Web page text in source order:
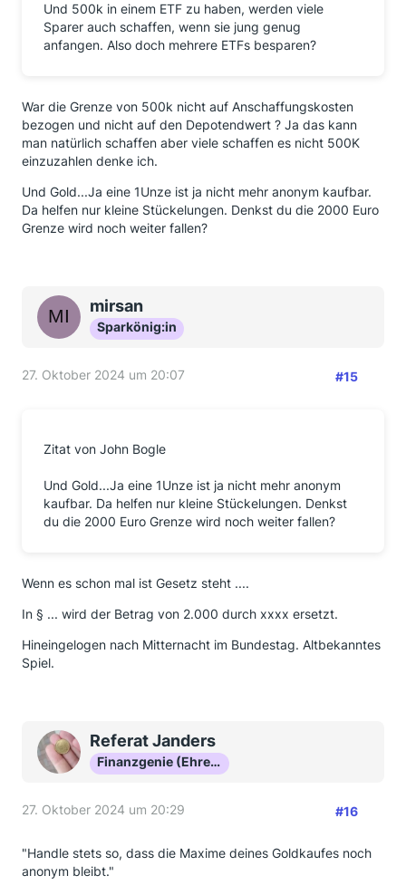
Und 500k in einem ETF zu haben, werden viele
Sparer auch schaffen, wenn sie jung genug
anfangen. Also doch mehrere ETFs besparen?
War die Grenze von 500k nicht auf Anschaffungskosten
bezogen und nicht auf den Depotendwert ? Ja das kann
man natürlich schaffen aber viele schaffen es nicht 500K
einzuzahlen denke ich.
Und Gold...Ja eine 1Unze ist ja nicht mehr anonym kaufbar.
Da helfen nur kleine Stückelungen. Denkst du die 2000 Euro
Grenze wird noch weiter fallen?
mirsan
Sparkönig:in
27. Oktober 2024 um 20:07 #15
Zitat von John Bogle
Und Gold...Ja eine 1Unze ist ja nicht mehr anonym
kaufbar. Da helfen nur kleine Stückelungen. Denkst
du die 2000 Euro Grenze wird noch weiter fallen?
Wenn es schon mal ist Gesetz steht ....
In § ... wird der Betrag von 2.000 durch xxxx ersetzt.
Hineingelogen nach Mitternacht im Bundestag. Altbekanntes
Spiel.
Referat Janders
Finanzgenie (Ehrenmitglied)
27. Oktober 2024 um 20:29 #16
"Handle stets so, dass die Maxime deines Goldkaufes noch
anonym bleibt."